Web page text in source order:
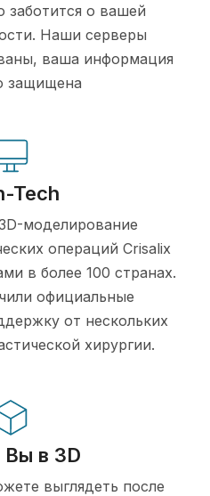
заботится о вашей
Наши серверы
ваша информация
защищена
Tech
моделирование
операций Crisalix
в более 100 странах.
официальные
от нескольких
хирургии.
Вы в 3D
выглядеть после